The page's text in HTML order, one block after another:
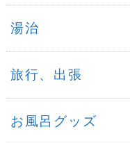
湯治
旅行、出張
お風呂グッズ